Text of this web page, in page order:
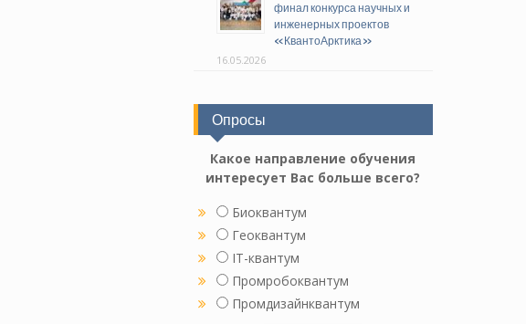
финал конкурса научных и
инженерных проектов
«КвантоАрктика»
16.05.2026
Опросы
Какое направление обучения
интересует Вас больше всего?
Биоквантум
Геоквантум
IT-квантум
Промробоквантум
Промдизайнквантум